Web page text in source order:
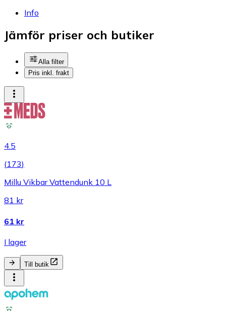
Info
Jämför priser och butiker
Alla filter
Pris inkl. frakt
4.5
(173)
Millu Vikbar Vattendunk 10 L
81 kr
61 kr
I lager
Till butik